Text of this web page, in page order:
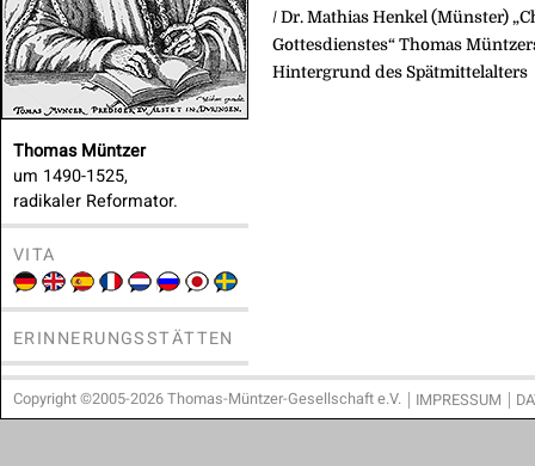
Thomas Müntzer
um 1490-1525,
radikaler Reformator.
VITA
ERINNERUNGSSTÄTTEN
/ Dr. Mathias Henkel (Münster)
Gottesdienstes“ Thomas
Hintergrund des Spätmittelalters
Copyright ©2005-2026 Thomas-Müntzer-Gesellschaft e.V. IMPRESSUM